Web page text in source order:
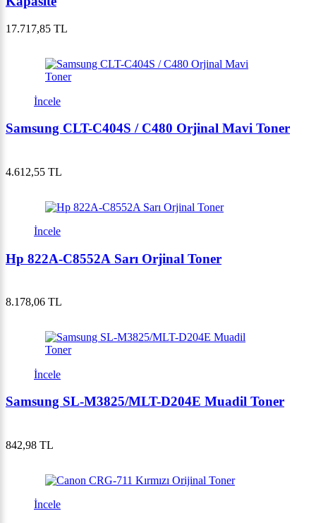
17.717,85 TL
İncele
Samsung CLT-C404S / C480 Orjinal Mavi Toner
4.612,55 TL
İncele
Hp 822A-C8552A Sarı Orjinal Toner
8.178,06 TL
İncele
Samsung SL-M3825/MLT-D204E Muadil Toner
842,98 TL
İncele